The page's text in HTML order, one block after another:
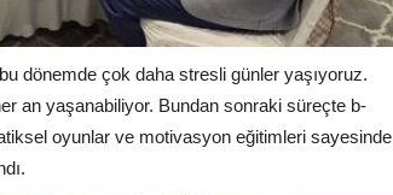
dönemde çok daha stresli günler yaşıyoruz.
an yaşanabiliyor. Bundan sonraki süreçte b-
oyunlar ve motivasyon eğitimleri sayesinde